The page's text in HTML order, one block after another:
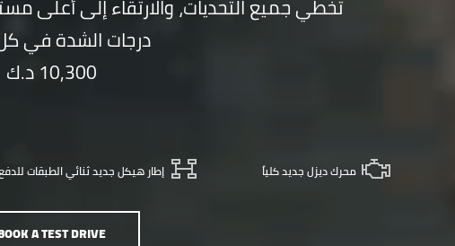
تخطي جميع التحديات، والارتقاء إلى
درجات الشدة في
10,300 د.ك
محرك ديزل جديد كلياً إطار هيكل جديد ثنائي الطبقات
A TEST DRIVE